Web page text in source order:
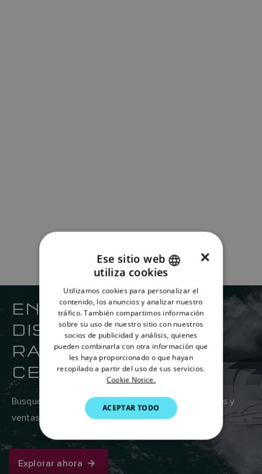
ENCUENTRE SU
DISTRIBUIDOR DE
RAYMARINE MÁS
CERCANO
Busque en la red global de proveedores de servicios y
ventas de Raymarine aquí.
Explorar ahora
ENGLISH
FRENCH
DANISH
ITALIAN
SWEDISH
DUTCH
SPANISH
FINNISH
×
Ese sitio web
utiliza cookies
Utilizamos cookies para personalizar el
contenido, los anuncios y analizar nuestro
tráfico. También compartimos información
sobre su uso de nuestro sitio con nuestros
socios de publicidad y análisis, quienes
pueden combinarla con otra información que
les haya proporcionado o que hayan
recopilado a partir del uso de sus servicios.
Cookie Notice.
ACEPTAR TODO